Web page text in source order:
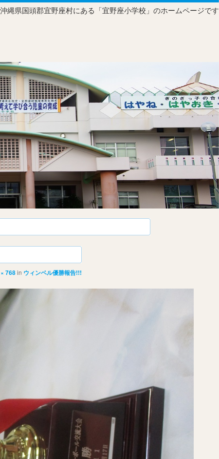
沖縄県国頭郡宜野座村にある「宜野座小学校」のホームページです
768in ウィンベル優勝報告!!!